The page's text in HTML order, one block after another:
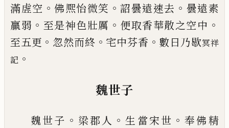
滿虗空 。佛熈怡微笑 。詔曇遠速去 。 曇遠素
羸弱 。 至是神色壯厲 。 便取香華散之空中 。
至五更 。 忽然而終 。 宅中芬香 。 數日乃歇冥祥
記 。
魏世子
魏世子 。 梁郡人 。生當宋世 。奉佛精